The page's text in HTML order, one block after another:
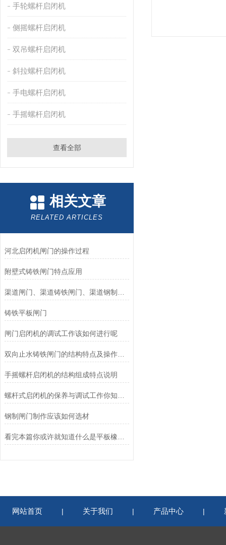
手轮螺杆启闭机
侧摇螺杆启闭机
双吊螺杆启闭机
斜拉螺杆启闭机
手电螺杆启闭机
手摇螺杆启闭机
查看全部
相关文章
RELATED ARTICLES
河北启闭机闸门的操作过程
附壁式铸铁闸门特点应用
铸铁平板闸门
闸门启闭机的调试工作该如何进行呢
双向止水铸铁闸门的结构特点及操作注意事项
手摇螺杆启闭机的结构组成特点说明
钢制闸门制作应该如何选材
网站首页 | 关于我们 | 产品中心 |